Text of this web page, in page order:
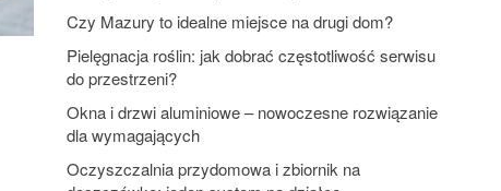
Czy Mazury to idealne miejsce na drugi dom?
Pielęgnacja roślin: jak dobrać częstotliwość serwisu
do przestrzeni?
Okna i drzwi aluminiowe – nowoczesne rozwiązanie
dla wymagających
Oczyszczalnia przydomowa i zbiornik na